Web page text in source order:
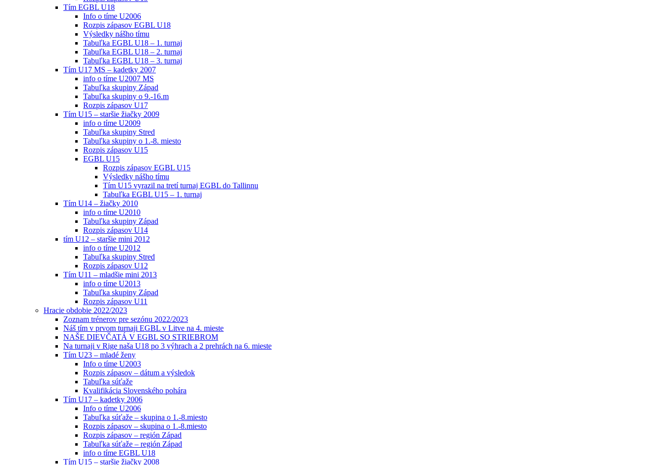
Tím EGBL U18
Info o tíme U2006
Rozpis zápasov EGBL U18
Výsledky nášho tímu
Tabuľka EGBL U18 – 1. turnaj
Tabuľka EGBL U18 – 2. turnaj
Tabuľka EGBL U18 – 3. turnaj
Tím U17 MS – kadetky 2007
info o tíme U2007 MS
Tabuľka skupiny Západ
Tabuľka skupiny o 9.-16.m
Rozpis zápasov U17
Tím U15 – staršie žiačky 2009
info o tíme U2009
Tabuľka skupiny Stred
Tabuľka skupiny o 1.-8. miesto
Rozpis zápasov U15
EGBL U15
Rozpis zápasov EGBL U15
Výsledky nášho tímu
Tím U15 vyrazil na tretí turnaj EGBL do Tallinnu
Tabuľka EGBL U15 – 1. turnaj
Tím U14 – žiačky 2010
info o tíme U2010
Tabuľka skupiny Západ
Rozpis zápasov U14
tím U12 – staršie mini 2012
info o tíme U2012
Tabuľka skupiny Stred
Rozpis zápasov U12
Tím U11 – mladšie mini 2013
info o tíme U2013
Tabuľka skupiny Západ
Rozpis zápasov U11
Hracie obdobie 2022/2023
Zoznam trénerov pre sezónu 2022/2023
Náš tím v prvom turnaji EGBL v Litve na 4. mieste
NAŠE DIEVČATÁ V EGBL SO STRIEBROM
Na turnaji v Rige naša U18 po 3 výhrach a 2 prehrách na 6. mieste
Tím U23 – mladé ženy
Info o tíme U2003
Rozpis zápasov – dátum a výsledok
Tabuľka súťaže
Kvalifikácia Slovenského pohára
Tím U17 – kadetky 2006
Info o tíme U2006
Tabuľka súťaže – skupina o 1.-8.miesto
Rozpis zápasov – skupina o 1.-8.miesto
Rozpis zápasov – región Západ
Tabuľka súťaže – región Západ
info o tíme EGBL U18
Tím U15 – staršie žiačky 2008